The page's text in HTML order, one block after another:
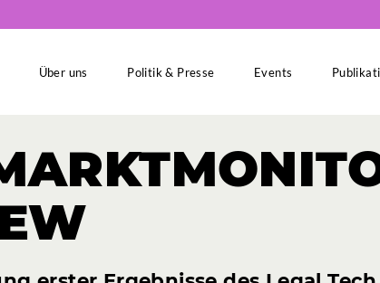
Über uns Politik & Presse Events